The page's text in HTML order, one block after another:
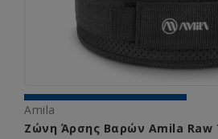
Amila
Ζώνη Άρσης Βαρών Amila Raw